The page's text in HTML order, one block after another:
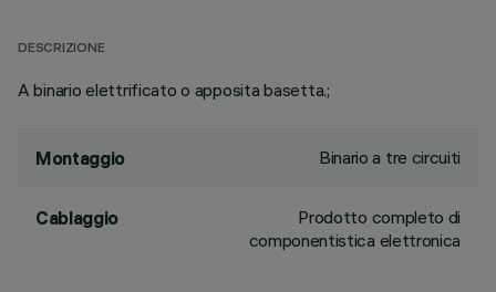
DESCRIZIONE
A binario elettrificato o apposita basetta.;
Montaggio Binario a tre circuiti
Cablaggio
Prodotto completo di
componentistica elettronica